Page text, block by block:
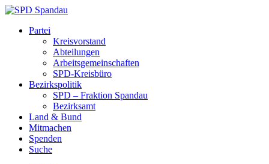
Skip
content
SpandauPartei
Kreisvorstand
Abteilungen
Arbeitsgemeinschaften
SPD-Kreisbüro
Bezirkspolitik
SPD – Fraktion Spandau
Bezirksamt
Land & Bund
Mitmachen
Spenden
Suche